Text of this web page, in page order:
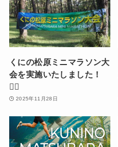
くにの松原ミニマラソン大
会を実施いたしました！
🏃‍♀️
2025年11月28日